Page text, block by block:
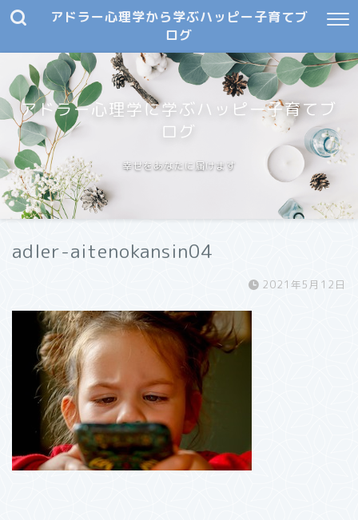
アドラー心理学から学ぶハッピー子育てブ
ログ
アドラー心理学に学ぶハッピー子育てブ
ログ
幸せをあなたに届けます
adler-aitenokansin04
2021年5月12日